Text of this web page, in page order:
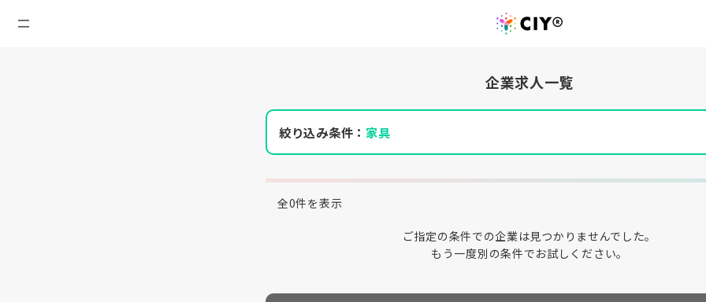
企業求人一覧
絞り込み条件： 家具
全0件を表示
ご指定の条件での企業は見つかりませんでした。
もう一度別の条件でお試しください。